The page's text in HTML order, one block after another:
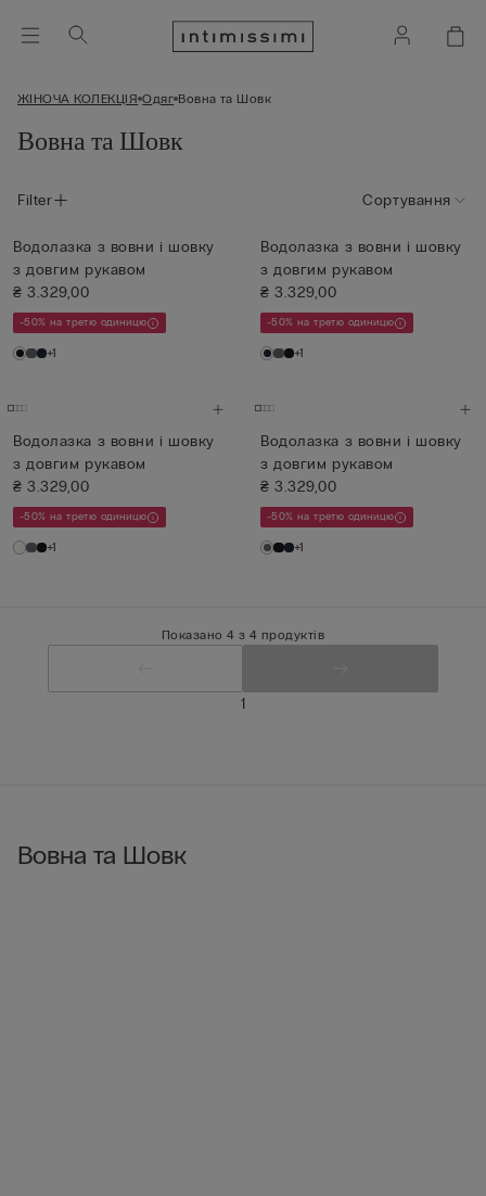
ЖІНОЧА КОЛЕКЦІЯ Одяг Вовна та Шовк
Вовна та Шовк
Filter Сортування
Водолазка з вовни і шовку
з довгим рукавом
₴ 3.329,00
-50% на третю одиницю
+1
Водолазка з вовни і шовку
з довгим рукавом
₴ 3.329,00
-50% на третю одиницю
+1
Водолазка з вовни і шовку
з довгим рукавом
₴ 3.329,00
-50% на третю одиницю
+1
Водолазка з вовни і шовку
з довгим рукавом
₴ 3.329,00
-50% на третю одиницю
+1
Показано 4 з 4 продуктів
1
Вовна та Шовк